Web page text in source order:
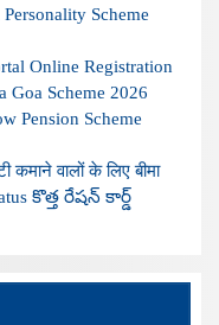
Scheme
Online Registration
Goa Scheme 2026
Pension Scheme
कमाने वालों के लिए बीमा
కొత్త రేషన్ కార్డ్